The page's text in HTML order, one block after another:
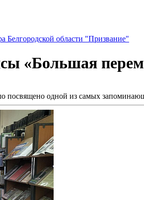
Белгородской области "Призвание"
«Большая
посвящено одной из самых